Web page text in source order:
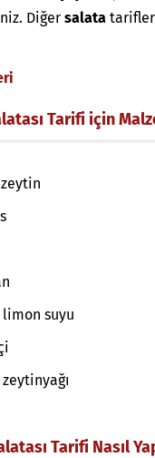
Diğer salata
Tarifi için
limon suyu
Tarifi Nasıl